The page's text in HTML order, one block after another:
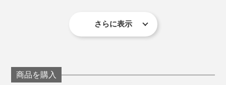
い。
天然ハチミツは結晶化、分離する場合があります
さらに表示
商品を購入